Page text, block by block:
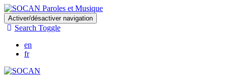
Skip
to
main
content
Activer/désactiver navigation
Search Toggle
en
fr